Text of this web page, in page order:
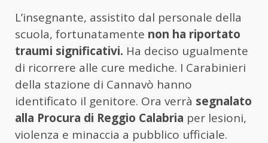
L’insegnante, assistito dal personale della
scuola, fortunatamente non ha riportato
traumi significativi. Ha deciso ugualmente
di ricorrere alle cure mediche. I Carabinieri
della stazione di Cannavò hanno
identificato il genitore. Ora verrà segnalato
alla Procura di Reggio Calabria per lesioni,
violenza e minaccia a pubblico ufficiale.